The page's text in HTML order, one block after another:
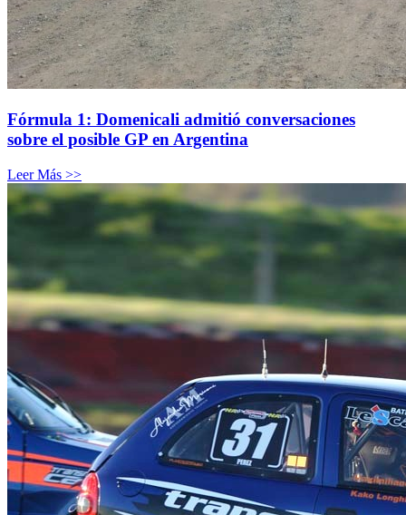
Fórmula 1: Domenicali admitió conversaciones
sobre el posible GP en Argentina
Leer Más >>